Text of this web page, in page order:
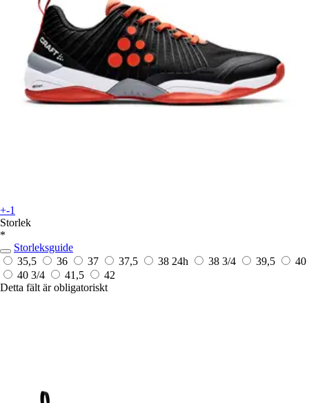
+-1
Storlek
*
Storleksguide
35,5
36 37 37,5 38 24h 38 3/4 39,5
40
40 3/4
41,5
42
Detta fält är obligatoriskt